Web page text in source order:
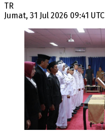
TR
Jumat, 31 Jul 2026 09:41 UTC